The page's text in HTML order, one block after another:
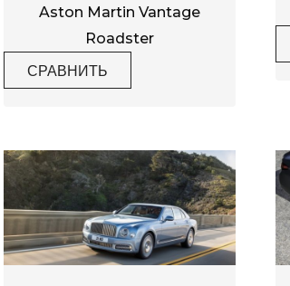
ц
е
н
к
а
0
и
з
Aston Martin Vantage
Roadster
СРАВНИТЬ